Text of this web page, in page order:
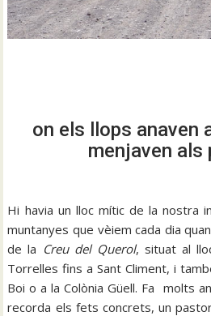
on els llops anaven
menjaven als
Hi havia un lloc mític de la nostra
muntanyes que vèiem cada dia
de la Creu del Querol, situat al
Torrelles fins a Sant Climent, i
Boi o a la Colònia Güell. Fa molts
recorda els fets concrets, un